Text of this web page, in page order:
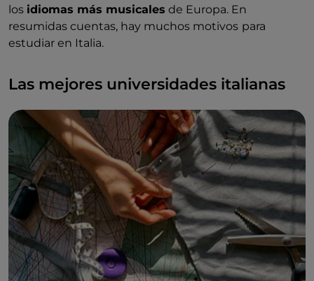
los idiomas más musicales de Europa. En
resumidas cuentas, hay muchos motivos para
estudiar en Italia.
Las mejores universidades italianas